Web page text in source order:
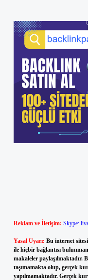
Reklam ve İletişim: Skype:
Yasal Uyarı: Bu internet
ile hiçbir bağlantısı
makaleler paylaşılmaktadır.
taşımamakta olup, gerçek
yapılmamaktadır. Gerçek